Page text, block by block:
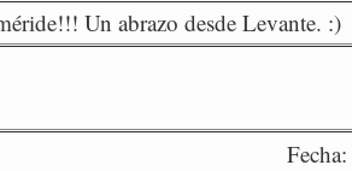
Un abrazo desde Levante. :)
Fecha: